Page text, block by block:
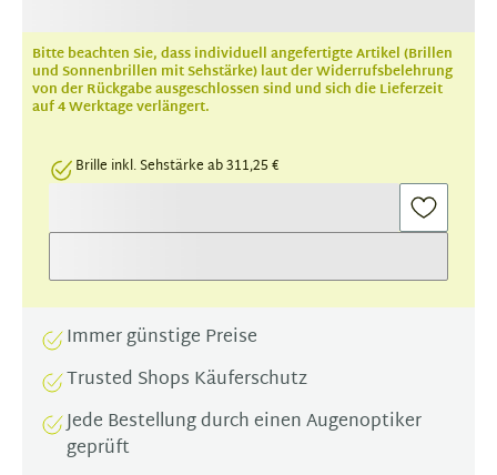
Bitte beachten Sie, dass individuell angefertigte Artikel (Brillen
und Sonnenbrillen mit Sehstärke) laut der Widerrufsbelehrung
von der Rückgabe ausgeschlossen sind und sich die Lieferzeit
auf 4 Werktage verlängert.
Brille inkl. Sehstärke ab 311,25 €
Immer günstige Preise
Trusted Shops Käuferschutz
Jede Bestellung durch einen Augenoptiker
geprüft